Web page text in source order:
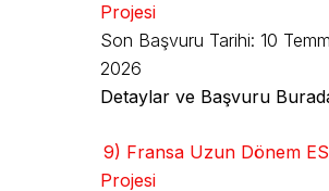
Projesi
Son Başvuru Tarihi: 10
2026
Detaylar ve Başvuru
9) Fransa Uzun Dönem
Projesi